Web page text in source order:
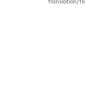
Translation/